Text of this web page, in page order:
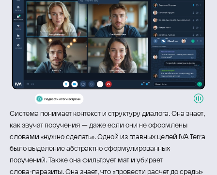
Система понимает контекст и структуру диалога. Она знает,
как звучат поручения — даже если они не оформлены
словами «нужно сделать». Одной из главных целей IVA Terra
было выделение абстрактно сформулированных
поручений. Также она фильтрует мат и убирает
слова‑паразиты. Она знает, что «провести расчет до среды»